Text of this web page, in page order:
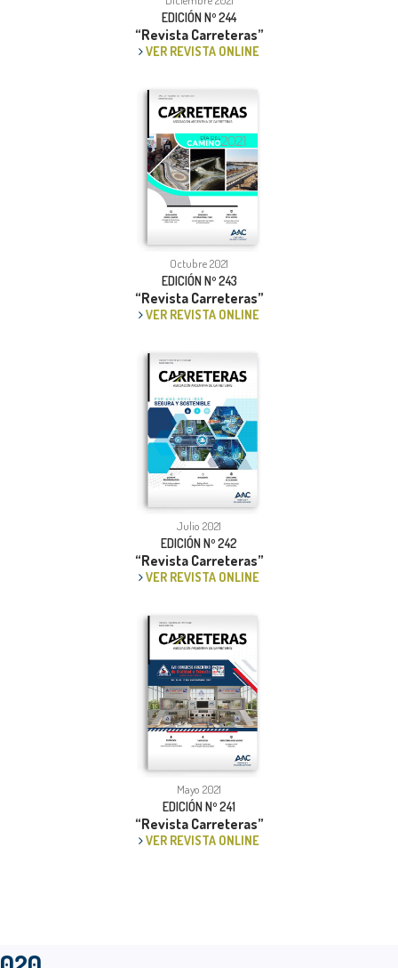
EDICIÓN Nº 244
“Revista Carreteras”
VER REVISTA ONLINE
Octubre 2021
EDICIÓN Nº 243
“Revista Carreteras”
VER REVISTA ONLINE
Julio 2021
EDICIÓN Nº 242
“Revista Carreteras”
VER REVISTA ONLINE
Mayo 2021
EDICIÓN Nº 241
“Revista Carreteras”
VER REVISTA ONLINE